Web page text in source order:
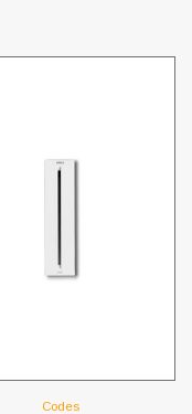
Codes